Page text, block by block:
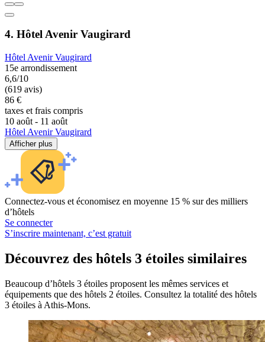
4. Hôtel Avenir Vaugirard
Hôtel Avenir Vaugirard
15e arrondissement
6,6/10
(619 avis)
86 €
taxes et frais compris
10 août - 11 août
Hôtel Avenir Vaugirard
Afficher plus
Connectez-vous et économisez en moyenne 15 % sur des milliers
d’hôtels
Se connecter
S’inscrire maintenant, c’est gratuit
Découvrez des hôtels 3 étoiles similaires
Beaucoup d’hôtels 3 étoiles proposent les mêmes services et
équipements que des hôtels 2 étoiles. Consultez la totalité des hôtels
3 étoiles à Athis-Mons.